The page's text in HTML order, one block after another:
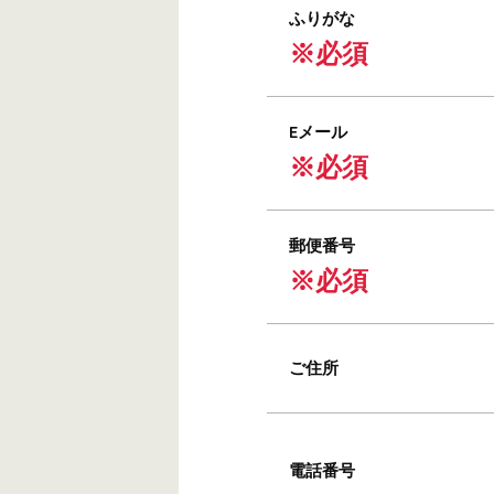
ふりがな
※必須
Eメール
※必須
郵便番号
※必須
ご住所
電話番号